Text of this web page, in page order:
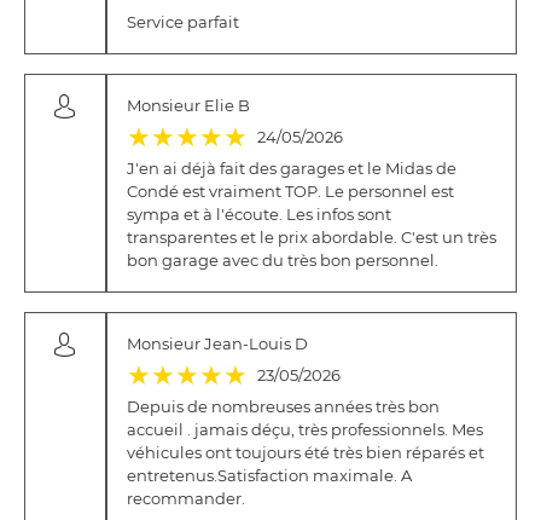
Service parfait
Monsieur Elie B
(*)
★ (*)
★ (*)
★ (*)
★ (*)
★
24/05/2026
J'en ai déjà fait des garages et le Midas de
Condé est vraiment TOP. Le personnel est
sympa et à l'écoute. Les infos sont
transparentes et le prix abordable. C'est un très
bon garage avec du très bon personnel.
Monsieur Jean-Louis D
(*)
★ (*)
★ (*)
★ (*)
★ (*)
★
23/05/2026
Depuis de nombreuses années très bon
accueil . jamais déçu, très professionnels. Mes
véhicules ont toujours été très bien réparés et
entretenus.Satisfaction maximale. A
recommander.